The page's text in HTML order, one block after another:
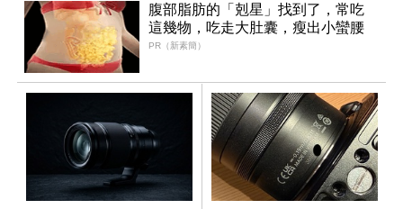
腹部脂肪的「剋星」找到了，常吃
這幾物，吃走大肚囊，瘦出小蠻腰
PR（新素簡）